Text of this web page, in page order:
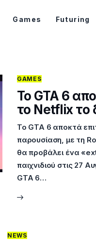
Games Futuring
GAMES
Το GTA 6
το Netflix το
Το GTA 6 αποκτά
παρουσίαση, με τη
θα προβάλει ένα
παιχνιδιού στις 27
GTA 6…
NEWS